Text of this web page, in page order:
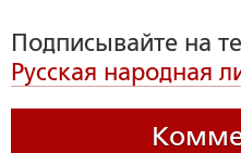
Подписывайте на
Русская народная